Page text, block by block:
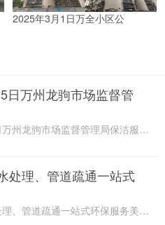
2025年3月1日万全小区公
日万州龙驹市场监督管
2026年4月15日万州龙驹市场监督管理局保洁服务由重庆美
处理、管道疏通一站式
美万家：污水处理、管道疏通一站式环保服务美万家公司，